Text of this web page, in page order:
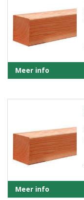
Meer info
Meer info